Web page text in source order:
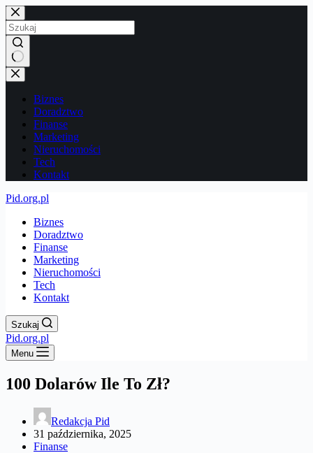
Przejdź
do
treści
Brak
wyników
Biznes
Doradztwo
Finanse
Marketing
Nieruchomości
Tech
Kontakt
Pid.org.pl
Biznes
Doradztwo
Finanse
Marketing
Nieruchomości
Tech
Kontakt
Szukaj
Pid.org.pl
Menu
100 Dolarów Ile To Zł?
Redakcja Pid
31 października, 2025
Finanse